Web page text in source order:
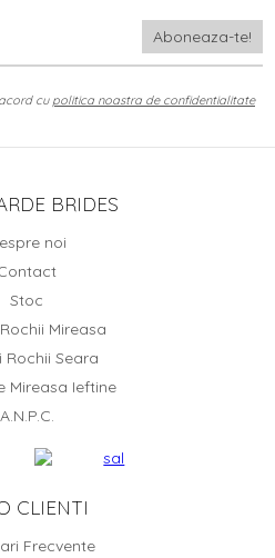
cu politica noastra de confidentialitate
BRIDES
noi
Stoc
Mireasa
Rochii Seara
Mireasa Ieftine
A.N.P.C.
CLIENTI
Frecvente